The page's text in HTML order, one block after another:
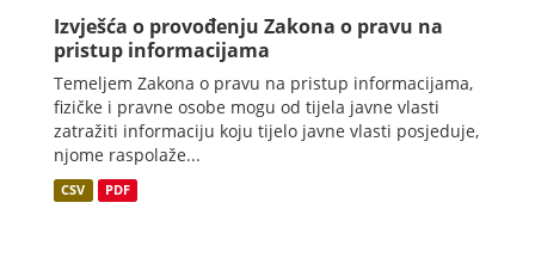
Izvješća o provođenju Zakona o pravu na
pristup informacijama
Temeljem Zakona o pravu na pristup informacijama,
fizičke i pravne osobe mogu od tijela javne vlasti
zatražiti informaciju koju tijelo javne vlasti posjeduje,
njome raspolaže...
CSV PDF